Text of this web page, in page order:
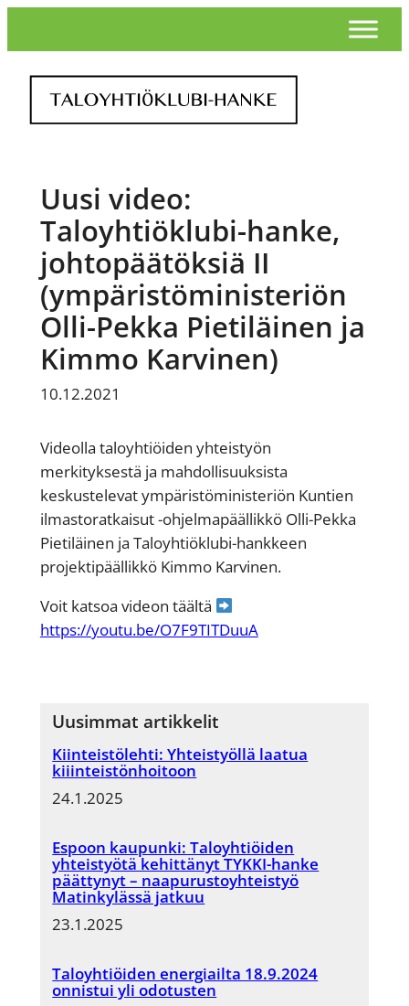
Uusi video:
Taloyhtiöklubi-hanke,
johtopäätöksiä II
(ympäristöministeriön
Olli-Pekka Pietiläinen ja
Kimmo Karvinen)
10.12.2021
Videolla taloyhtiöiden yhteistyön
merkityksestä ja mahdollisuuksista
keskustelevat ympäristöministeriön Kuntien
ilmastoratkaisut -ohjelmapäällikkö Olli-Pekka
Pietiläinen ja Taloyhtiöklubi-hankkeen
projektipäällikkö Kimmo Karvinen.
Voit katsoa videon täältä
https://youtu.be/O7F9TITDuuA
Uusimmat artikkelit
Kiinteistölehti: Yhteistyöllä laatua
kiiinteistönhoitoon
24.1.2025
Espoon kaupunki: Taloyhtiöiden
yhteistyötä kehittänyt TYKKI-hanke
päättynyt – naapurustoyhteistyö
Matinkylässä jatkuu
23.1.2025
Taloyhtiöiden energiailta 18.9.2024
onnistui yli odotusten